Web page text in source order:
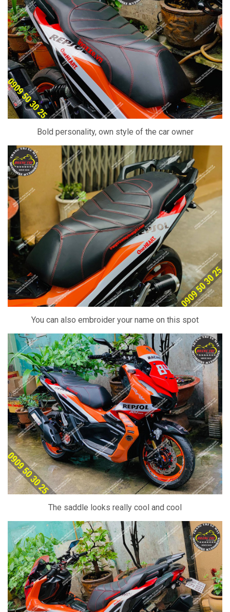
Bold personality, own style of the car owner
You can also embroider your name on this spot
The saddle looks really cool and cool